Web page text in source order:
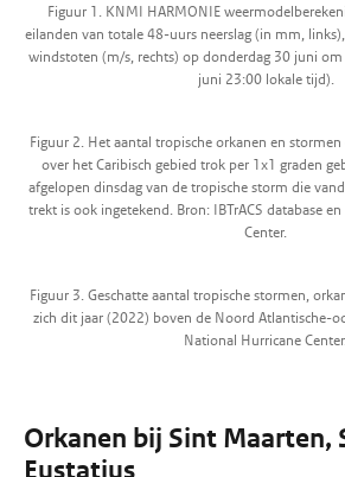
Figuur 1. KNMI HARMONIE
eilanden van totale 48-uurs neerslag (in mm,
windstoten (m/s, rechts) op donderdag 30 juni
juni 23:00 lokale tijd).
Figuur 2. Het aantal tropische orkanen en
over het Caribisch gebied trok per 1x1 graden
afgelopen dinsdag van de tropische storm die
trekt is ook ingetekend. Bron: IBTrACS database
Center.
Figuur 3. Geschatte aantal tropische stormen,
zich dit jaar (2022) boven de Noord Atlantische-
National Hurricane
Orkanen bij Sint Maarten,
Eustatius